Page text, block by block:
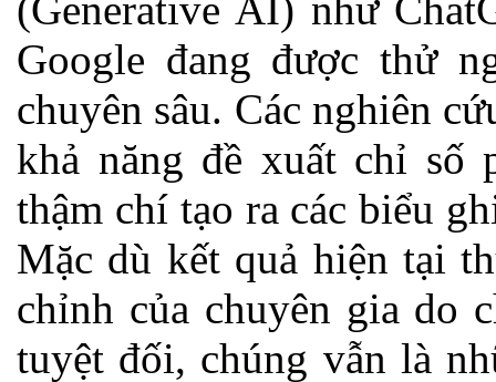
Google đang được thử
chuyên sâu. Các nghiên
khả năng đề xuất chỉ số
thậm chí tạo ra các biểu
Mặc dù kết quả hiện tại
chỉnh của chuyên gia do
tuyệt đối, chúng vẫn là